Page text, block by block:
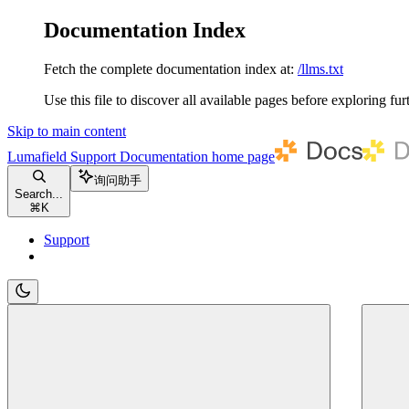
Documentation Index
Fetch the complete documentation index at: /llms.txt
Use this file to discover all available pages before exploring
Skip to main content
Lumafield Support Documentation home page
Search...
⌘ K
询问助手
Support